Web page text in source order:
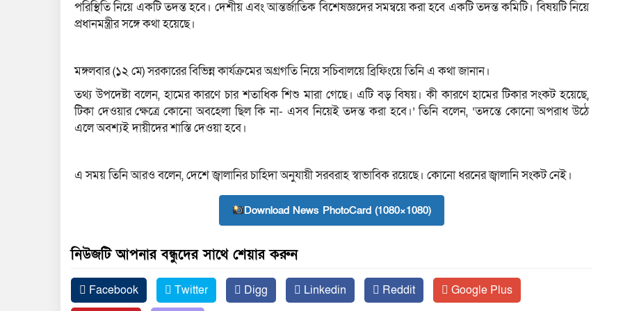
পরিস্থিতি নিয়ে একটি তদন্ত হবে। দেশীয় এবং আন্তর্জাতিক বিশেষজ্ঞদের সমন্বয়ে করা হবে একটি তদন্ত কমিটি। বিষয়টি নিয়ে
প্রধানমন্ত্রীর সঙ্গে কথা হয়েছে।
মঙ্গলবার (১২ মে) সরকারের বিভিন্ন কার্যক্রমের অগ্রগতি নিয়ে সচিবালয়ে ব্রিফিংয়ে তিনি এ কথা জানান।
তথ্য উপদেষ্টা বলেন, হামের কারণে চার শতাধিক শিশু মারা গেছে। এটি বড় বিষয়। কী কারণে হামের টিকার সংকট হয়েছে,
টিকা দেওয়ার ক্ষেত্রে কোনো অবহেলা ছিল কি না- এসব নিয়েই তদন্ত করা হবে।’ তিনি বলেন, ‘তদন্তে কোনো অপরাধ উঠে
এলে অবশ্যই দায়ীদের শাস্তি দেওয়া হবে।
এ সময় তিনি আরও বলেন, দেশে জ্বালানির চাহিদা অনুযায়ী সরবরাহ স্বাভাবিক রয়েছে। কোনো ধরনের জ্বালানি সংকট নেই।
Download News PhotoCard (1080×1080)
নিউজটি আপনার বন্ধুদের সাথে শেয়ার করুন
Facebook Twitter Digg Linkedin Reddit Google Plus